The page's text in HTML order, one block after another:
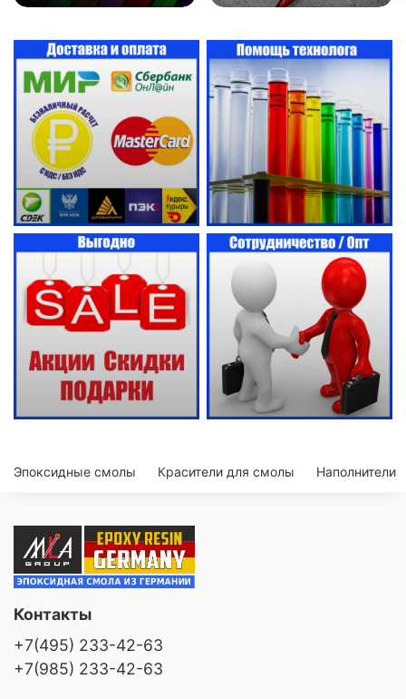
Эпоксидные смолы Красители для смолы Наполнители
Контакты
+7(495) 233-42-63
+7(985) 233-42-63